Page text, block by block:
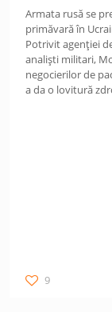
Armata rusă se
primăvară în
Potrivit agenției
analiști militari,
negocierilor de
a da o lovitură
9